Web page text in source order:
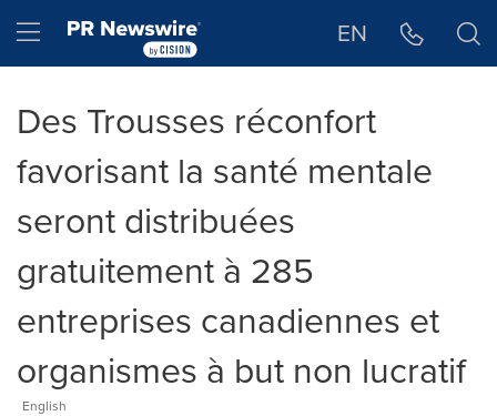
Hamburger menu EN
Des Trousses réconfort
favorisant la santé mentale
seront distribuées
gratuitement à 285
entreprises canadiennes et
organismes à but non lucratif
English